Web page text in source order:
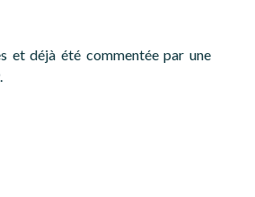
et déjà été commentée par une